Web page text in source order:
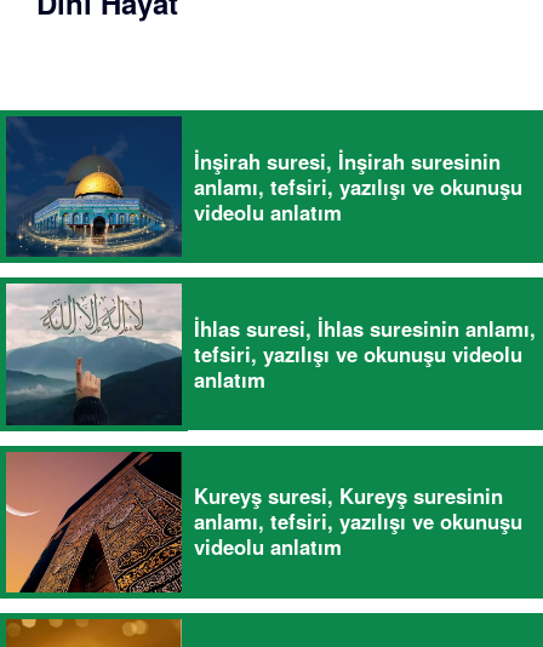
İnşirah suresi, İnşirah suresinin
anlamı, tefsiri, yazılışı ve okunuşu
videolu anlatım
İhlas suresi, İhlas suresinin anlamı,
tefsiri, yazılışı ve okunuşu videolu
anlatım
Kureyş suresi, Kureyş suresinin
anlamı, tefsiri, yazılışı ve okunuşu
videolu anlatım